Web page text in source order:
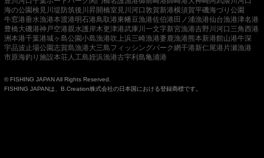
海の公園検見川堤防筑後川昇開橋室見川河口敦賀新港横須賀平磯海づり公園
牛窓港垂水漁港本渡港明石港鳥取港東幡豆漁港佐伯港 田ノ浦漁港仙台漁港津名港
豊橋大磯港神戸空港親水護岸木更津港武庫川一文字新宮漁港吉野川河口 三角西港
洲本港千葉港城ヶ島公園小島漁港吹上浜三崎漁港妻鹿漁港熊本新港館山港牛深
宇品波止場公園志賀島漁港大三島フィッシングパーク網干港新仁尾港 片瀬漁港
市原海釣り施設本荘人工島姪浜漁港古宇利島亀浦港
© FISHING JAPAN All Rights Reserved.
FISHING JAPANは、B.Creation株式会社の日本国における登録商標です。